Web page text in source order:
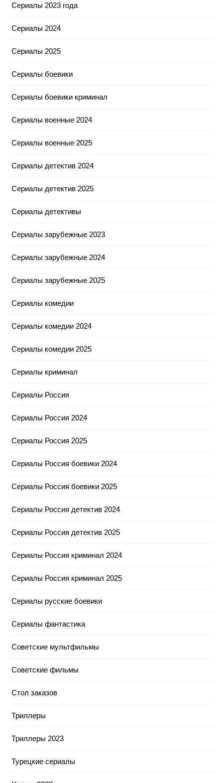
Сериалы 2023 года
Сериалы 2024
Сериалы 2025
Сериалы боевики
Сериалы боевики криминал
Сериалы военные 2024
Сериалы военные 2025
Сериалы детектив 2024
Сериалы детектив 2025
Сериалы детективы
Сериалы зарубежные 2023
Сериалы зарубежные 2024
Сериалы зарубежные 2025
Сериалы комедии
Сериалы комедии 2024
Сериалы комедии 2025
Сериалы криминал
Сериалы Россия
Сериалы Россия 2024
Сериалы Россия 2025
Сериалы Россия боевики 2024
Сериалы Россия боевики 2025
Сериалы Россия детектив 2024
Сериалы Россия детектив 2025
Сериалы Россия криминал 2024
Сериалы Россия криминал 2025
Сериалы русские боевики
Сериалы фантастика
Советские мультфильмы
Советские фильмы
Стол заказов
Триллеры
Триллеры 2023
Турецкие сериалы